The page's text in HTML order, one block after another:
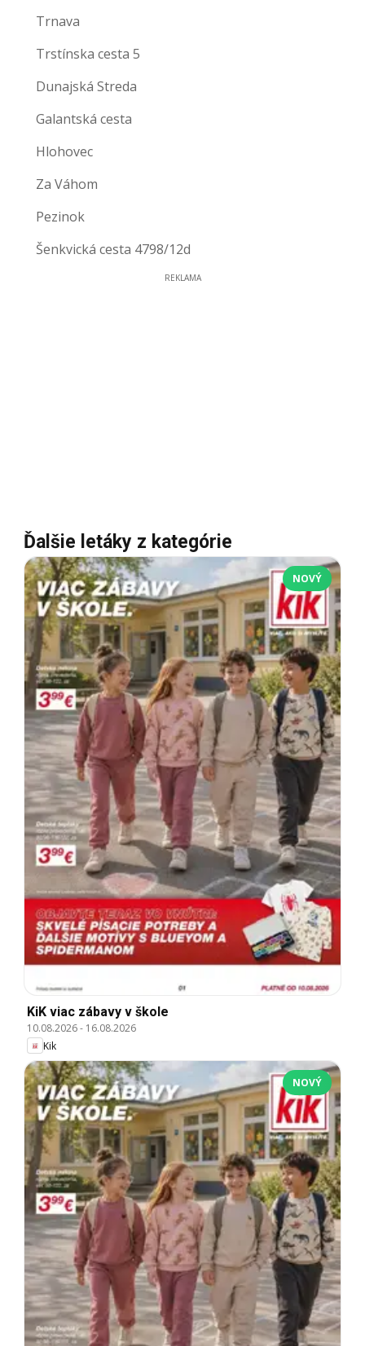
Trnava
Trstínska cesta 5
Dunajská Streda
Galantská cesta
Hlohovec
Za Váhom
Pezinok
Šenkvická cesta 4798/12d
REKLAMA
Ďalšie letáky z kategórie
NOVÝ
KiK viac zábavy v škole
10.08.2026- 16.08.2026
Kik
NOVÝ